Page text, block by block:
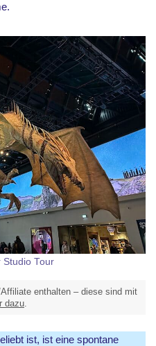
Studio Tour
enthalten – diese sind mit
dazu.
ist, ist eine spontane